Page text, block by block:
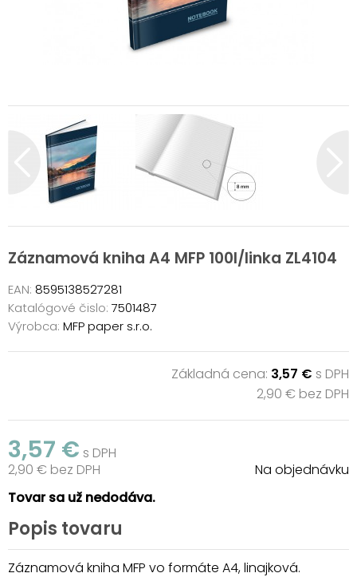
Záznamová kniha A4 MFP 100l/linka ZL4104
EAN: 8595138527281
Katalógové čislo: 7501487
Výrobca: MFP paper s.r.o.
Základná cena: 3,57 € s DPH
2,90 € bez DPH
3,57 € s DPH
2,90 € bez DPH
Na objednávku
Tovar sa už nedodáva.
Popis tovaru
Záznamová kniha MFP vo formáte A4, linajková.